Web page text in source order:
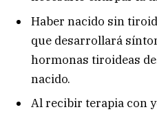
Haber nacido sin
que desarrollará
hormonas tiroideas
nacido.
Al recibir terapia con